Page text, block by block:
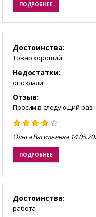
ПОДРОБНЕЕ
Достоинства:
Товар хороший
Недостатки:
опоздали
Отзыв:
Просим в следующий раз
Ольга Васильевна
ПОДРОБНЕЕ
Достоинства:
работа